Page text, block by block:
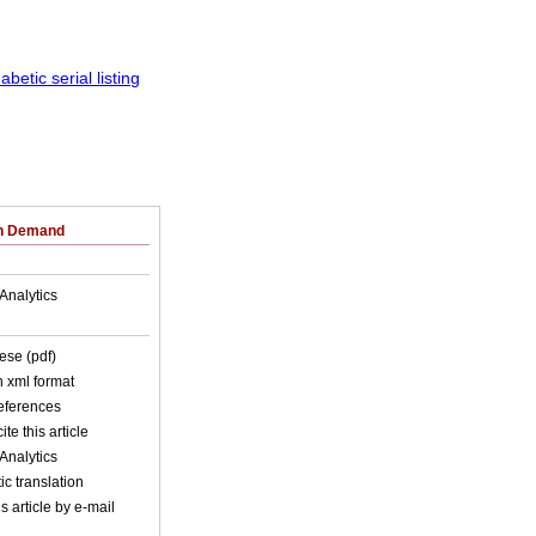
Demand
(pdf)
xml format
this article
translation
article by e-mail